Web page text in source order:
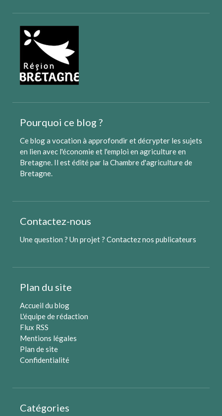
Pourquoi ce blog ?
Ce blog a vocation à approfondir et décrypter les sujets
en lien avec l'économie et l'emploi en agriculture en
Bretagne. Il est édité par la Chambre d'agriculture de
Bretagne.
Contactez-nous
Une question ? Un projet ? Contactez nos publicateurs
Plan du site
Accueil du blog
L'équipe de rédaction
Flux RSS
Mentions légales
Plan de site
Confidentialité
Catégories